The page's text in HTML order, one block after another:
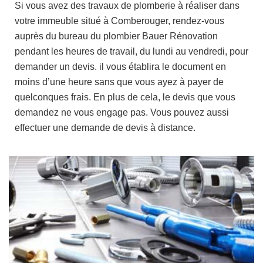
Si vous avez des travaux de plomberie à réaliser dans
votre immeuble situé à Comberouger, rendez-vous
auprès du bureau du plombier Bauer Rénovation
pendant les heures de travail, du lundi au vendredi, pour
demander un devis. il vous établira le document en
moins d’une heure sans que vous ayez à payer de
quelconques frais. En plus de cela, le devis que vous
demandez ne vous engage pas. Vous pouvez aussi
effectuer une demande de devis à distance.